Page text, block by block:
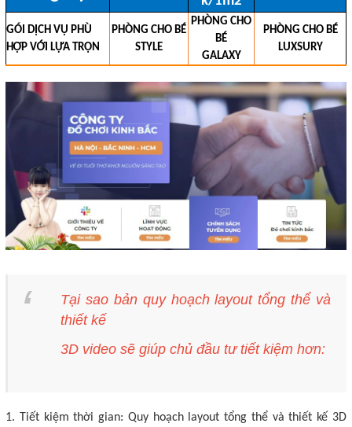
GÓI DỊCH VỤ PHÙ
HỢP VỚI LỰA TRỌN
PHÒNG CHO BÉ
STYLE
PHÒNG CHO
BÉ
GALAXY
PHÒNG CHO BÉ
LUXSURY
Tại sao bản quy hoạch layout tổng thể và
thiết kế
3D video sẽ giúp chủ đầu tư tiết kiệm hơn:
1. Tiết kiệm thời gian: Quy hoạch layout tổng thể và thiết kế 3D